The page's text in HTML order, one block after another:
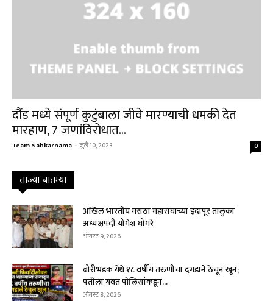
दौंड मध्ये संपूर्ण कुटुंबाला जीवे मारण्याची धमकी देत
मारहाण, 7 जणांविरोधात...
Team Sahkarnama - जुलै 10, 2023 0
ताज्या बातम्या
अखिल भारतीय मराठा महासंघाच्या इंदापूर तालुका
अध्यक्षपदी योगेश घोगरे
ऑगस्ट 9, 2026
बोरीभडक येथे १८ वर्षीय तरुणीचा दगडाने ठेचून खून;
पतीला यवत पोलिसांकडून...
ऑगस्ट 8, 2026